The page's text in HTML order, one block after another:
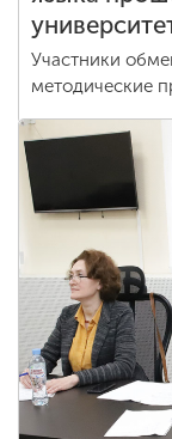
Участники
методические